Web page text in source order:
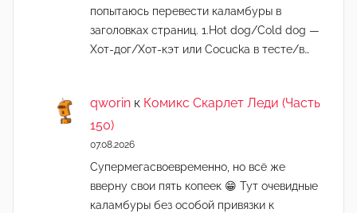
попытаюсь перевести каламбуры в
заголовках страниц. 1.Hot dog/Cold dog —
Хот-дог/Хот-кэт или Cocucka в тесте/в…
qworin к Комикс Скарлет Леди (Часть
150)
07.08.2026
Супермегасвоевременно, но всё же
вверну свои пять копеек 😁 Тут очевидные
каламбуры без особой привязки к